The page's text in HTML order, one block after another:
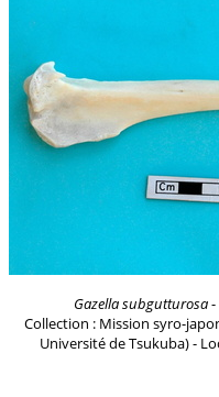
Gazella subgutturosa-
Collection : Mission syro-
Université de Tsukuba) -